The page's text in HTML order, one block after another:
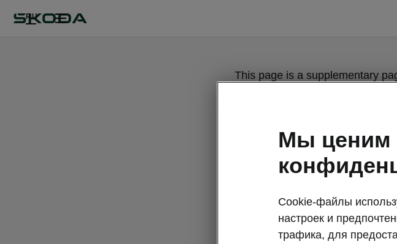
RU
This page is a supplementary
Мы ценим
Cookie-файлы
настроек и
трафика, для